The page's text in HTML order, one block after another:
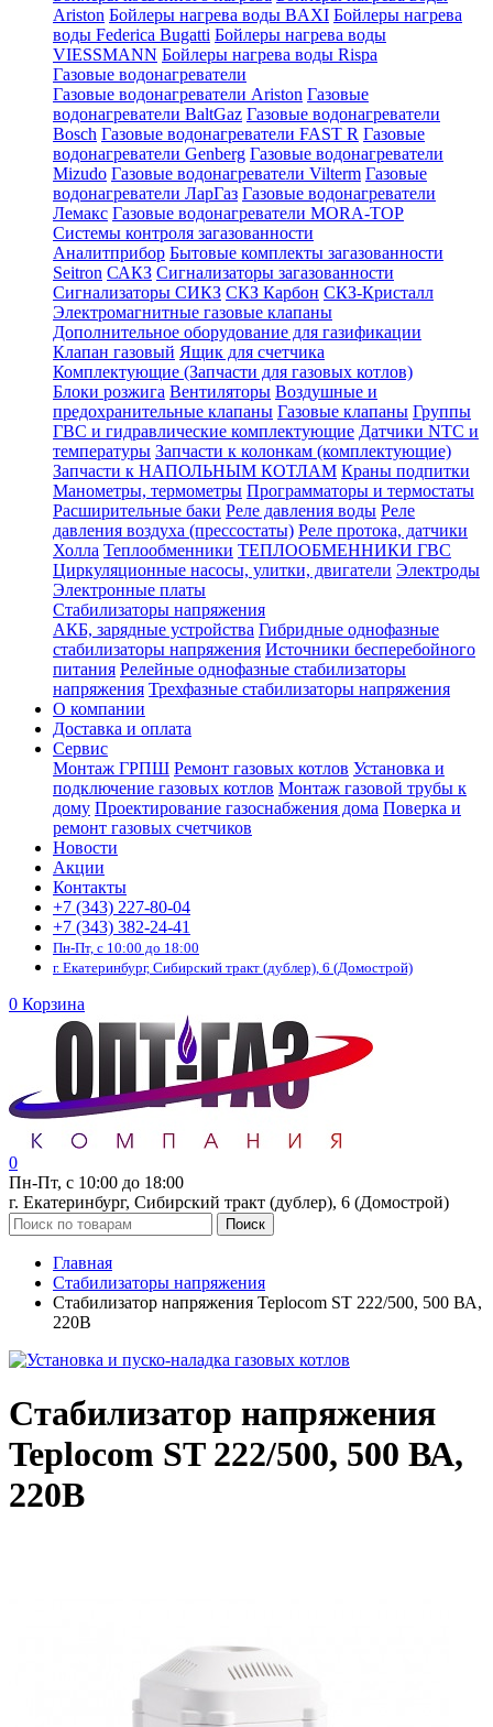
Ariston Бойлеры нагрева воды BAXI Бойлеры нагрева
воды Federica Bugatti Бойлеры нагрева воды
VIESSMANN Бойлеры нагрева воды Rispa
Газовые водонагреватели
Газовые водонагреватели Ariston Газовые
водонагреватели BaltGaz Газовые водонагреватели
Bosch Газовые водонагреватели FAST R Газовые
водонагреватели Genberg Газовые водонагреватели
Mizudo Газовые водонагреватели Vilterm Газовые
водонагреватели ЛарГаз Газовые водонагреватели
Лемакс Газовые водонагреватели MORA-TOP
Системы контроля загазованности
Аналитприбор Бытовые комплекты загазованности
Seitron САКЗ Сигнализаторы загазованности
Сигнализаторы СИКЗ СКЗ Карбон СКЗ-Кристалл
Электромагнитные газовые клапаны
Дополнительное оборудование для газификации
Клапан газовый Ящик для счетчика
Комплектующие (Запчасти для газовых котлов)
Блоки розжига Вентиляторы Воздушные и
предохранительные клапаны Газовые клапаны Группы
ГВС и гидравлические комплектующие Датчики NTC и
температуры Запчасти к колонкам (комплектующие)
Запчасти к НАПОЛЬНЫМ КОТЛАМ Краны подпитки
Манометры, термометры Программаторы и термостаты
Расширительные баки Реле давления воды Реле
давления воздуха (прессостаты) Реле протока, датчики
Холла Теплообменники ТЕПЛООБМЕННИКИ ГВС
Циркуляционные насосы, улитки, двигатели Электроды
Электронные платы
Стабилизаторы напряжения
АКБ, зарядные устройства Гибридные однофазные
стабилизаторы напряжения Источники бесперебойного
питания Релейные однофазные стабилизаторы
напряжения Трехфазные стабилизаторы напряжения
О компании
Доставка и оплата
Сервис
Монтаж ГРПШ Ремонт газовых котлов Установка и
подключение газовых котлов Монтаж газовой трубы к
дому Проектирование газоснабжения дома Поверка и
ремонт газовых счетчиков
Новости
Акции
Контакты
+7 (343) 227-80-04
+7 (343) 382-24-41
Пн-Пт, с 10:00 до 18:00
г. Екатеринбург, Сибирский тракт (дублер), 6 (Домострой)
0 Корзина
0
Пн-Пт, с 10:00 до 18:00
г. Екатеринбург, Сибирский тракт (дублер), 6 (Домострой)
Поиск
Главная
Стабилизаторы напряжения
Стабилизатор напряжения Teplocom ST 222/500, 500 ВА,
220В
Стабилизатор напряжения
Teplocom ST 222/500, 500 ВА,
220В